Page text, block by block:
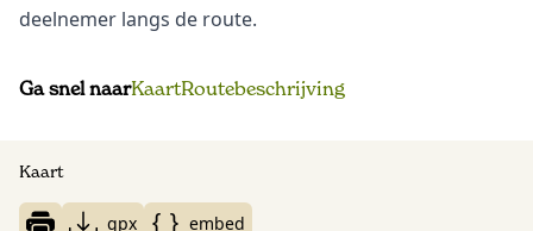
deelnemer langs de route.
Ga snel naarKaartRoutebeschrijving
Kaart
gpx embed